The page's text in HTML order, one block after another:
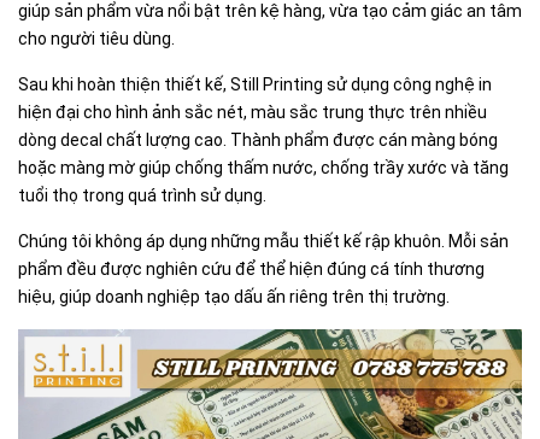
giúp sản phẩm vừa nổi bật trên kệ hàng, vừa tạo cảm giác an tâm
cho người tiêu dùng.
Sau khi hoàn thiện thiết kế, Still Printing sử dụng công nghệ in
hiện đại cho hình ảnh sắc nét, màu sắc trung thực trên nhiều
dòng decal chất lượng cao. Thành phẩm được cán màng bóng
hoặc màng mờ giúp chống thấm nước, chống trầy xước và tăng
tuổi thọ trong quá trình sử dụng.
Chúng tôi không áp dụng những mẫu thiết kế rập khuôn. Mỗi sản
phẩm đều được nghiên cứu để thể hiện đúng cá tính thương
hiệu, giúp doanh nghiệp tạo dấu ấn riêng trên thị trường.